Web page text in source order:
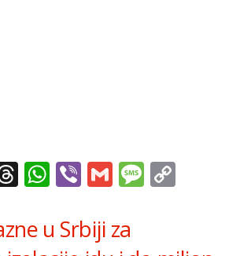
Threads
WhatsApp
ViberGmail
u Srbiji za